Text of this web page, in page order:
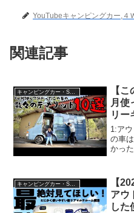
YouTubeキャンピングカー,４
関連記事
【
月使
リー
ト10
1:ア
の車
かっ
ー好
キャンピングカー・SUV人気車種
【
アウ
した